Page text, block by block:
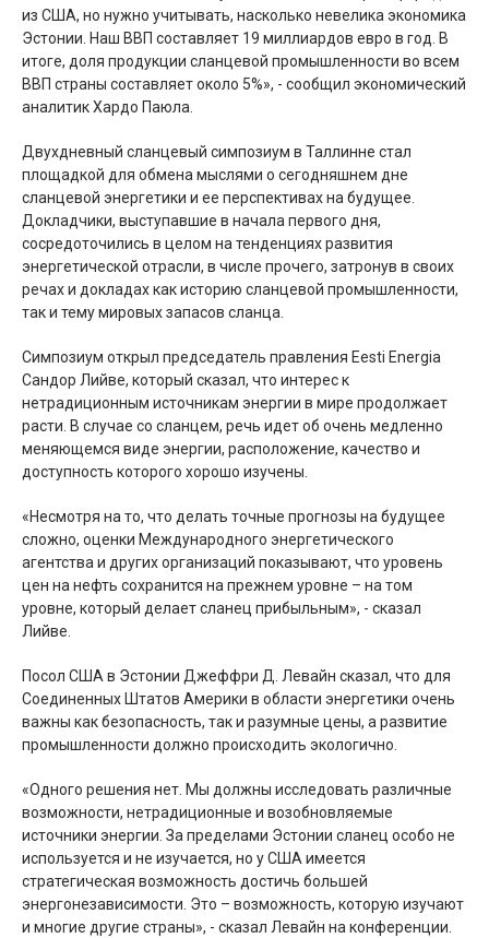
из США, но нужно учитывать, насколько невелика экономика
Эстонии. Наш ВВП составляет 19 миллиардов евро в год. В
итоге, доля продукции сланцевой промышленности во всем
ВВП страны составляет около 5%», - сообщил экономический
аналитик Хардо Паюла.
Двухдневный сланцевый симпозиум в Таллинне стал
площадкой для обмена мыслями о сегодняшнем дне
сланцевой энергетики и ее перспективах на будущее.
Докладчики, выступавшие в начала первого дня,
сосредоточились в целом на тенденциях развития
энергетической отрасли, в числе прочего, затронув в своих
речах и докладах как историю сланцевой промышленности,
так и тему мировых запасов сланца.
Симпозиум открыл председатель правления Eesti Energia
Сандор Лийве, который сказал, что интерес к
нетрадиционным источникам энергии в мире продолжает
расти. В случае со сланцем, речь идет об очень медленно
меняющемся виде энергии, расположение, качество и
доступность которого хорошо изучены.
«Несмотря на то, что делать точные прогнозы на будущее
сложно, оценки Международного энергетического
агентства и других организаций показывают, что уровень
цен на нефть сохранится на прежнем уровне – на том
уровне, который делает сланец прибыльным», - сказал
Лийве.
Посол США в Эстонии Джеффри Д. Левайн сказал, что для
Соединенных Штатов Америки в области энергетики очень
важны как безопасность, так и разумные цены, а развитие
промышленности должно происходить экологично.
«Одного решения нет. Мы должны исследовать различные
возможности, нетрадиционные и возобновляемые
источники энергии. За пределами Эстонии сланец особо не
используется и не изучается, но у США имеется
стратегическая возможность достичь большей
энергонезависимости. Это – возможность, которую изучают
и многие другие страны», - сказал Левайн на конференции.